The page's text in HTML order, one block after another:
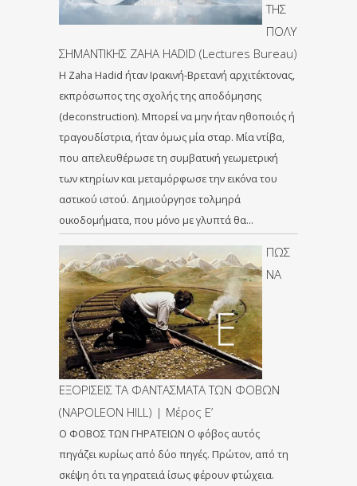
ΤΗΣ
ΠΟΛΥ
ΣΗΜΑΝΤΙΚΗΣ ZAHA HADID (Lectures Bureau)
Η Zaha Hadid ήταν Ιρακινή-Βρετανή αρχιτέκτονας,
εκπρόσωπος της σχολής της αποδόμησης
(deconstruction). Μπορεί να μην ήταν ηθοποιός ή
τραγουδίστρια, ήταν όμως μία σταρ. Μία ντίβα,
που απελευθέρωσε τη συμβατική γεωμετρική
των κτηρίων και μεταμόρφωσε την εικόνα του
αστικού ιστού. Δημιούργησε τολμηρά
οικοδομήματα, που μόνο με γλυπτά θα...
ΠΩΣ
ΝΑ
ΕΞΟΡΙΣΕΙΣ ΤΑ ΦΑΝΤΑΣΜΑΤΑ ΤΩΝ ΦΟΒΩΝ
(NAPOLEON HILL) | Μέρος Ε’
Ο ΦΟΒΟΣ ΤΩΝ ΓΗΡΑΤΕΙΩΝ Ο φόβος αυτός
πηγάζει κυρίως από δύο πηγές. Πρώτον, από τη
σκέψη ότι τα γηρατειά ίσως φέρουν φτώχεια.